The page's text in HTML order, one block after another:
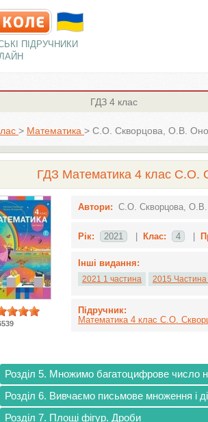
ПІДРУЧНИКИ
ГДЗ 4 клас
> Математика > С.О. Скворцова, О.В.
ГДЗ Математика 4 клас С.О.
Автори: С.О. Скворцова, О.В.
Рік: 2021 Клас: 4
Інші видання:
2021 1 частина 2015 Частина
Підручник:
Математика 4 клас С.О.
Розділ 5. Множимо багатоцифрове число
Розділ 6. Вивчаємо письмове множення і
Розділ 7. Площі фігур. Дроби